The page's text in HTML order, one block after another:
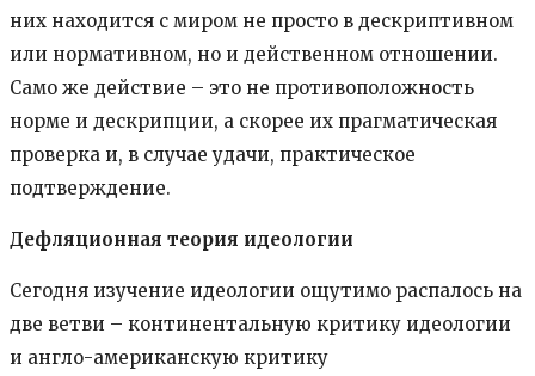
них находится с миром не просто в дескриптивном
или нормативном, но и действенном отношении.
Само же действие – это не противоположность
норме и дескрипции, а скорее их прагматическая
проверка и, в случае удачи, практическое
подтверждение.
Дефляционная теория идеологии
Сегодня изучение идеологии ощутимо распалось на
две ветви – континентальную критику идеологии
и англо-американскую критику